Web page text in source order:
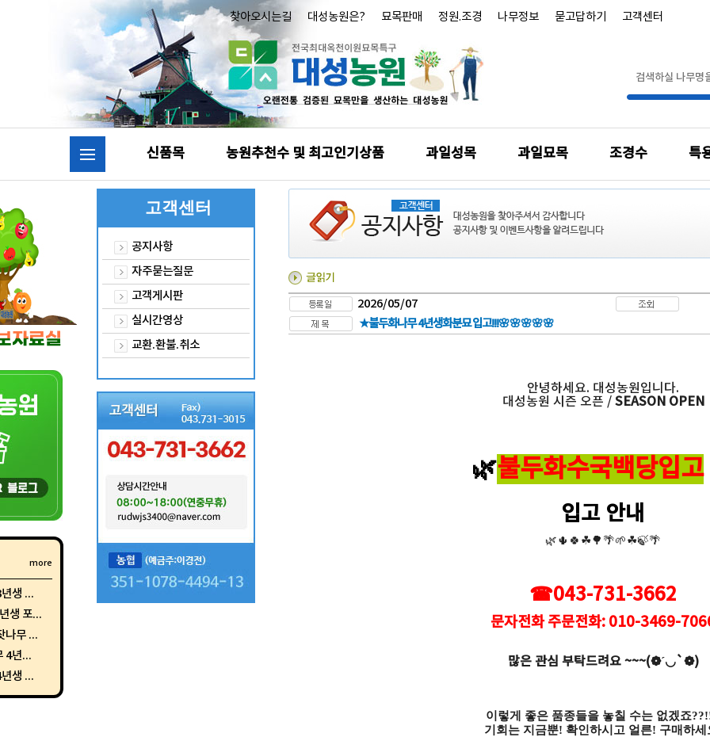
more
생 ...
생 포...
나무 ...
4년...
생 ...
찾아오시는길 대성농원은? 묘목판매 정원.조경 나무정보 묻고답하기 고객센터
신품목 농원추천수 및 최고인기상품 과일성목 과일묘목 조경수 특
고객센터
공지사항
자주묻는질문
고객게시판
실시간영상
교환.환불.취소
2026/05/07
★불두화나무 4년생화분묘 입고!!!🌸🌸🌸🌸🌸
안녕하세요. 대성농원입니다.
대성농원 시즌 오픈 / SEASON OPEN
🌿불두화수국백당입고
입고 안내
🌿🌵🍀☘🌳🌴🌱☘🍃🌴
☎043-731-3662
문자전화 주문전화: 010-3469-
많은 관심 부탁드려요 ~~~(❁´◡`❁)
이렇게 좋은 품종들을 놓칠 수는 없겠죠
기회는 지금뿐! 확인하시고 얼른! 구매하세